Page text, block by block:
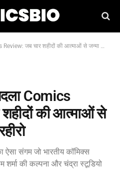
जब चार शहीदों की आत्माओं से जन्मा भारत का सुपरहीरो
Comics
की आत्माओं से
संगम जो भारतीय कॉमिक्स
शर्मा की कल्पना और चंद्रा स्टूडियो